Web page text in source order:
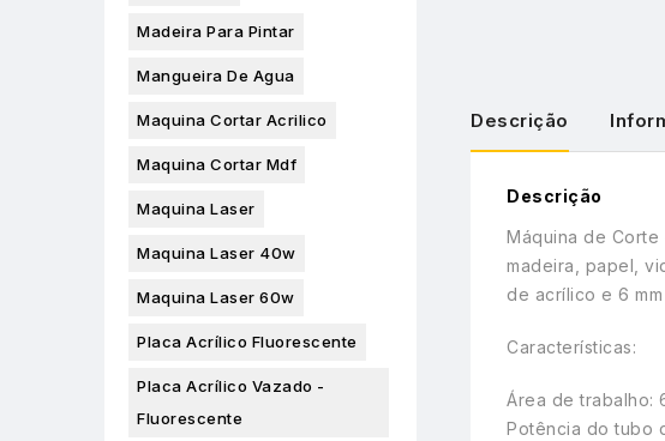
Descrição
Descrição
Máquina de Corte
madeira, papel,
de acrílico e 6
Características:
Área de trabalho:
Potência do tubo
Madeira Para Pintar
Mangueira De Agua
Maquina Cortar Acrilico
Maquina Cortar Mdf
Maquina Laser
Maquina Laser 40w
Maquina Laser 60w
Placa Acrílico Fluorescente
Placa Acrílico Vazado -
Fluorescente